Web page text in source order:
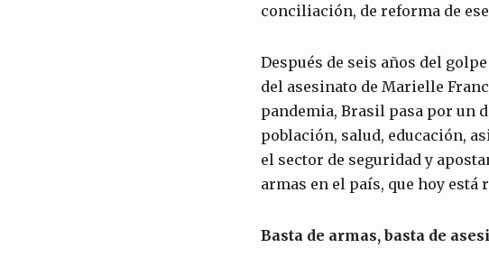
conciliación, de reforma de
Después de seis años del
del asesinato de Marielle
pandemia, Brasil pasa por un
población, salud, educación,
el sector de seguridad y
armas en el país, que hoy está
Basta de armas, basta de